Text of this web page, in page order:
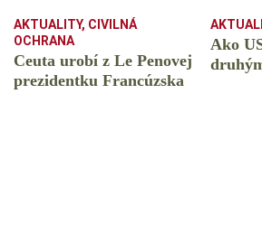
AKTUALITY, CIVILNÁ
OCHRANA
Ceuta urobí z Le Penovej
prezidentku Francúzska
Ako